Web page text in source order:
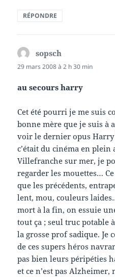
RÉPONDRE
sopsch
29 mars 2008 à 2 h 30 min
au secours harry
Cet été pourri je me suis
bonne mère que je suis à
voir le dernier opus
c’était du cinéma en plein
Villefranche sur mer, je
regarder les mouettes…
que les précédents,
lent, mou, couleurs
mort à la fin, on essuie
tout ça ; seul truc potable
la grosse prof sadique. Je
de ces supers héros
pas bien leurs péripéties
et ce n’est pas